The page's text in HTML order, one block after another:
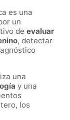
es una
un
de evaluar
, detectar
una
y una
los